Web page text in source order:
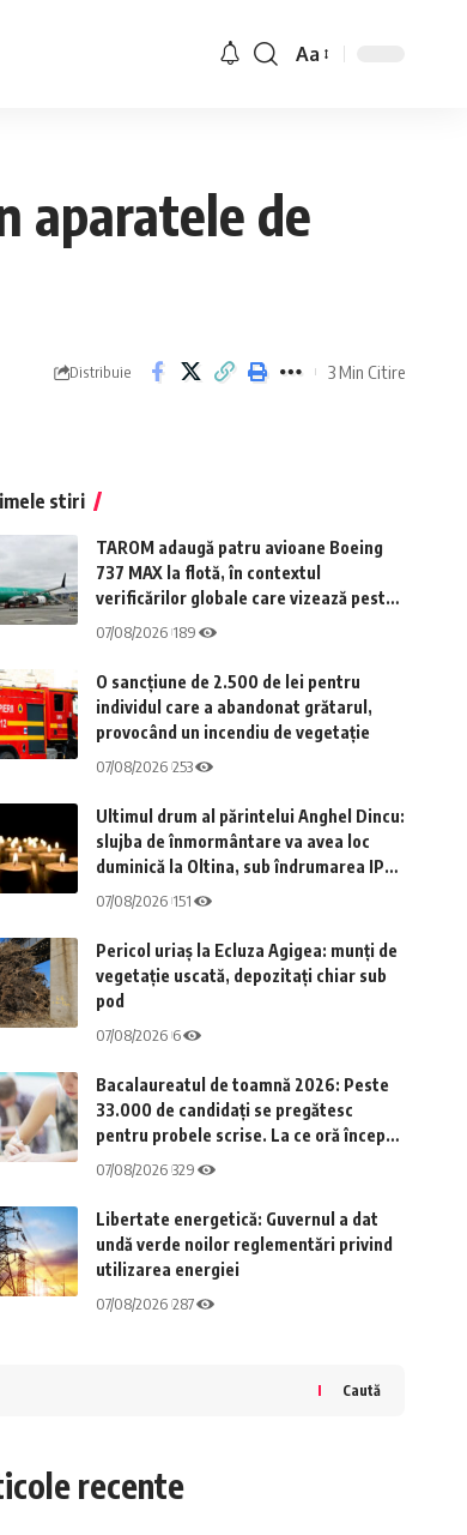
Aa
aparatele de
Distribuie 3 Min Citire
stiri
TAROM adaugă patru avioane Boeing
737 MAX la flotă, în contextul
verificărilor globale care vizează peste
1.800 de aeronave
07/08/2026 189
O sancțiune de 2.500 de lei pentru
individul care a abandonat grătarul,
provocând un incendiu de vegetație
07/08/2026 253
Ultimul drum al părintelui Anghel Dincu:
slujba de înmormântare va avea loc
duminică la Oltina, sub îndrumarea IPS
Teodosie
07/08/2026 151
Pericol uriaș la Ecluza Agigea: munți de
vegetație uscată, depozitați chiar sub
pod
07/08/2026 6
Bacalaureatul de toamnă 2026: Peste
33.000 de candidați se pregătesc
pentru probele scrise. La ce oră începe
primul examen
07/08/2026 329
Libertate energetică: Guvernul a dat
undă verde noilor reglementări privind
utilizarea energiei
07/08/2026 287
Caută
recente